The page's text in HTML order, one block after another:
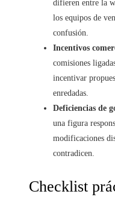
difieren entre la
los equipos de
confusión.
Incentivos
comisiones
incentivar
enredadas.
Deficiencias de
una figura
modificaciones
contradicen.
Checklist